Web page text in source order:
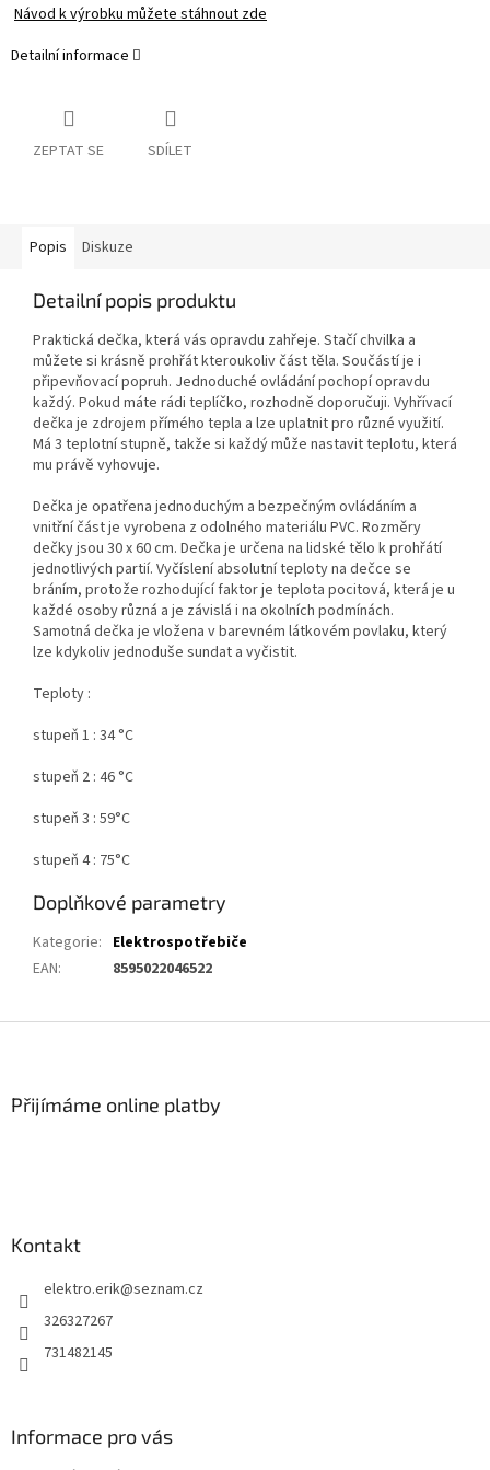
Návod k výrobku můžete stáhnout zde
Detailní informace
ZEPTAT SE SDÍLET
Popis Diskuze
Detailní popis produktu
Praktická dečka, která vás opravdu zahřeje. Stačí chvilka a
můžete si krásně prohřát kteroukoliv část těla. Součástí je i
připevňovací popruh. Jednoduché ovládání pochopí opravdu
každý. Pokud máte rádi teplíčko, rozhodně doporučuji. Vyhřívací
dečka je zdrojem přímého tepla a lze uplatnit pro různé využití.
Má 3 teplotní stupně, takže si každý může nastavit teplotu, která
mu právě vyhovuje.
Dečka je opatřena jednoduchým a bezpečným ovládáním a
vnitřní část je vyrobena z odolného materiálu PVC. Rozměry
dečky jsou 30 x 60 cm. Dečka je určena na lidské tělo k prohřátí
jednotlivých partií. Vyčíslení absolutní teploty na dečce se
bráním, protože rozhodující faktor je teplota pocitová, která je u
každé osoby různá a je závislá i na okolních podmínách.
Samotná dečka je vložena v barevném látkovém povlaku, který
lze kdykoliv jednoduše sundat a vyčistit.
Teploty :
stupeň 1 : 34 °C
stupeň 2 : 46 °C
stupeň 3 : 59°C
stupeň 4 : 75°C
Doplňkové parametry
Kategorie: Elektrospotřebiče
EAN: 8595022046522
Přijímáme online platby
Kontakt
elektro.erik@seznam.cz
326327267
731482145
Informace pro vás